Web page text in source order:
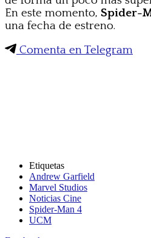
En este momento, Spider-
una fecha de estreno.
Comenta en Telegram
Etiquetas
Andrew Garfield
Marvel Studios
Noticias Cine
Spider-Man 4
UCM